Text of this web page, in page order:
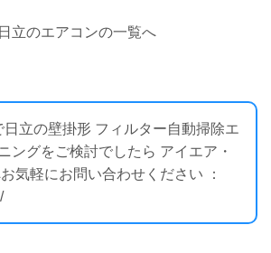
立のエアコンの一覧へ
日立の壁掛形 フィルター自動掃除エ
ングをご検討でしたら アイエア・
気軽にお問い合わせください ：